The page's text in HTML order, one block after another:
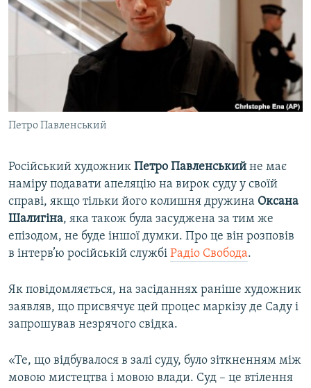
ДЕПОРТАЦІЯ
ВІДЕОУРОКИ «ELIFBE»
СВІДЧЕННЯ ОКУПАЦІЇ
УКРАЇНСЬКА ПРОБЛЕМА КРИМУ
ІНФОГРАФІКА
ЯК ОБІЙТИ БЛОКУВАННЯ
ДОЛУЧАЙСЯ!
Усі сайти RFE/RL
Петро Павленський
Російський художник Петро Павленський не має
наміру подавати апеляцію на вирок суду у своїй
справі, якщо тільки його колишня дружина Оксана
Шалигіна, яка також була засуджена за тим же
епізодом, не буде іншої думки. Про це він розповів
в інтерв’ю російській службі Радіо Свобода.
Як повідомляється, на засіданнях раніше художник
заявляв, що присвячує цей процес маркізу де Саду і
запрошував незрячого свідка.
«Те, що відбувалося в залі суду, було зіткненням між
мовою мистецтва і мовою влади. Суд – це втілення